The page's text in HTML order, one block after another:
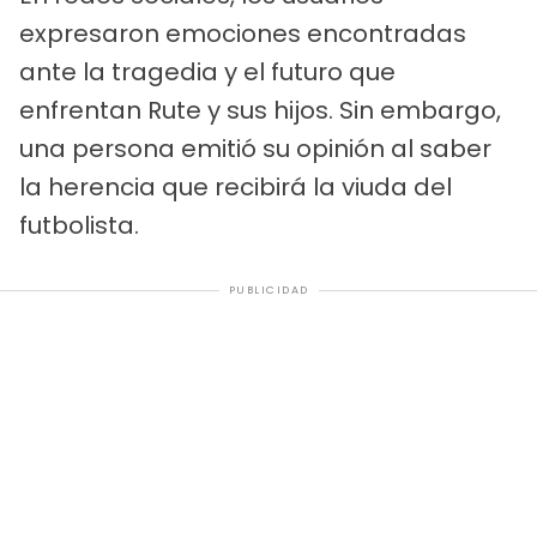
expresaron emociones encontradas
ante la tragedia y el futuro que
enfrentan Rute y sus hijos. Sin embargo,
una persona emitió su opinión al saber
la herencia que recibirá la viuda del
futbolista.
PUBLICIDAD